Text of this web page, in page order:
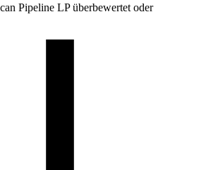
Pipeline LP überbewertet oder